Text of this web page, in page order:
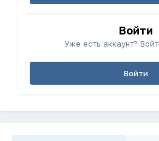
Войти
Уже есть аккаунт?
Войти